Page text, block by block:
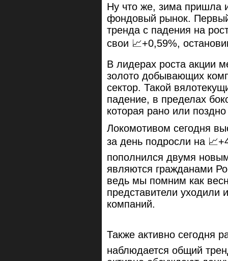
Ну что же, зима пришла
фондовый рынок.
тренда с падения на
свои 📈+0,59%,
В лидерах роста акции
золото добывающих
сектор. Такой
падение, в пределах
которая рано или
Локомотивом сегодня
за день подросли на
пополнился двумя
являются гражданами
ведь мы помним как
представители уходили
компаний.
Также активно сегодня
наблюдается общий